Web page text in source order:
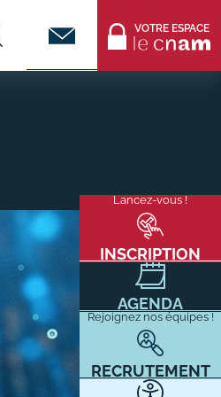
Menu
flottant
Lancez-vous !
INSCRIPTION
AGENDA
Rejoignez nos équipes !
RECRUTEMENT
VOTRE ESPACE
salariés
alternant ?
au Cnam